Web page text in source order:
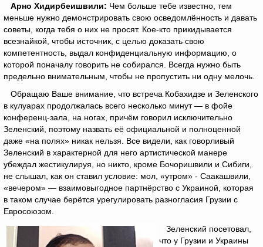
Арно Хидирбеишвили: Чем больше тебе известно, тем
меньше нужно демонстрировать свою осведомлённость и давать
советы, когда тебя о них не просят. Кое-кто прикидывается
всезнайкой, чтобы источник, с целью доказать свою
компетентность, выдал конфиденциальную информацию, о
которой поначалу говорить не собирался. Всегда нужно быть
предельно внимательным, чтобы не пропустить ни одну мелочь.
Обращаю Ваше внимание, что встреча Кобахидзе и Зеленского
в кулуарах продолжалась всего несколько минут — в фойе
конференц-зала, на ногах, причём говорил исключительно
Зеленский, поэтому назвать её официальной и полноценной
даже «на полях» никак нельзя. Все видели, как говорливый
Зеленский в характерной для него артистической манере
убеждал жестикулируя, но никто, кроме Бочоришвили и Сибиги,
не слышал, как он ставил условие: мол, «утром» - Саакашвили,
«вечером» — взаимовыгодное партнёрство с Украиной, которая
в таком случае берётся урегулировать разногласия Грузии с
Евросоюзом.
Зеленский посетовал,
что у Грузии и Украины